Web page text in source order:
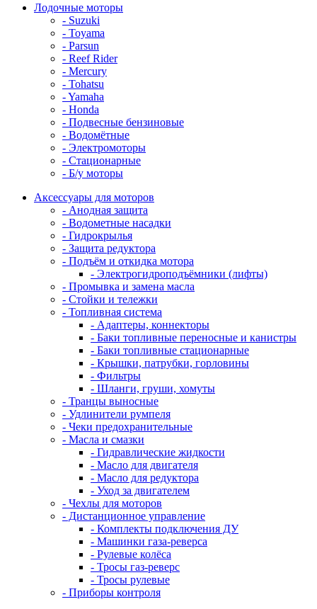
Лодочные моторы
- Suzuki
- Toyama
- Parsun
- Reef Rider
- Mercury
- Tohatsu
- Yamaha
- Honda
- Подвесные бензиновые
- Водомётные
- Электромоторы
- Стационарные
- Б/у моторы
Аксессуары для моторов
- Анодная защита
- Водометные насадки
- Гидрокрылья
- Защита редуктора
- Подъём и откидка мотора
- Электрогидроподъёмники (лифты)
- Промывка и замена масла
- Стойки и тележки
- Топливная система
- Адаптеры, коннекторы
- Баки топливные переносные и канистры
- Баки топливные стационарные
- Крышки, патрубки, горловины
- Фильтры
- Шланги, груши, хомуты
- Транцы выносные
- Удлинители румпеля
- Чеки предохранительные
- Масла и смазки
- Гидравлические жидкости
- Масло для двигателя
- Масло для редуктора
- Уход за двигателем
- Чехлы для моторов
- Дистанционное управление
- Комплекты подключения ДУ
- Машинки газа-реверса
- Рулевые колёса
- Тросы газ-реверс
- Тросы рулевые
- Приборы контроля